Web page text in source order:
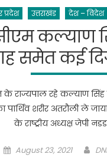
प्रदेश उत्तराखंड देश – विदेश
सीएम
समेत कई
के राज्यपाल रहे कल्याण
शरीर अतरौली ले
के राष्ट्रीय अध्यक्ष जेपी
Posted
August 23, 2021